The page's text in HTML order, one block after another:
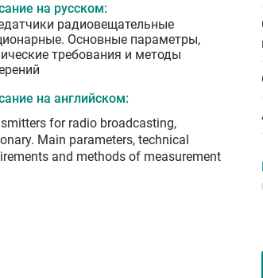
на русском:
радиовещательные
Основные параметры,
требования и методы
на английском:
for radio broadcasting,
Main parameters, technical
and methods of measurement